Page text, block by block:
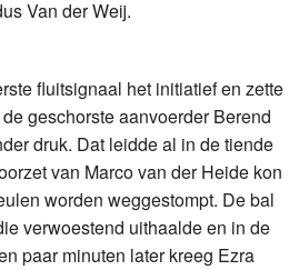
Van der Weij.
fluitsignaal het initiatief en zette
geschorste aanvoerder Berend
druk. Dat leidde al in de tiende
van Marco van der Heide kon
worden weggestompt. De bal
verwoestend uithaalde en in de
paar minuten later kreeg Ezra